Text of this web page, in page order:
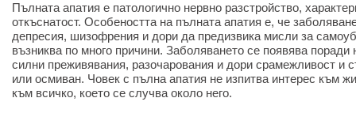
Пълната апатия е патологично нервно разстройство,
откъснатост. Особеността на пълната апатия е, че
депресия, шизофрения и дори да предизвика мисли за
възниква по много причини. Заболяването се появява поради
силни преживявания, разочарования и дори срамежливост и
или осмиван. Човек с пълна апатия не изпитва интерес към
към всичко, което се случва около него.